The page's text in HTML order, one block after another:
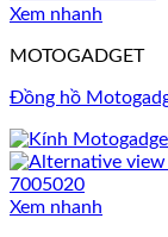
Xem nhanh
MOTOGADGET
Đồng hồ
Xem nhanh